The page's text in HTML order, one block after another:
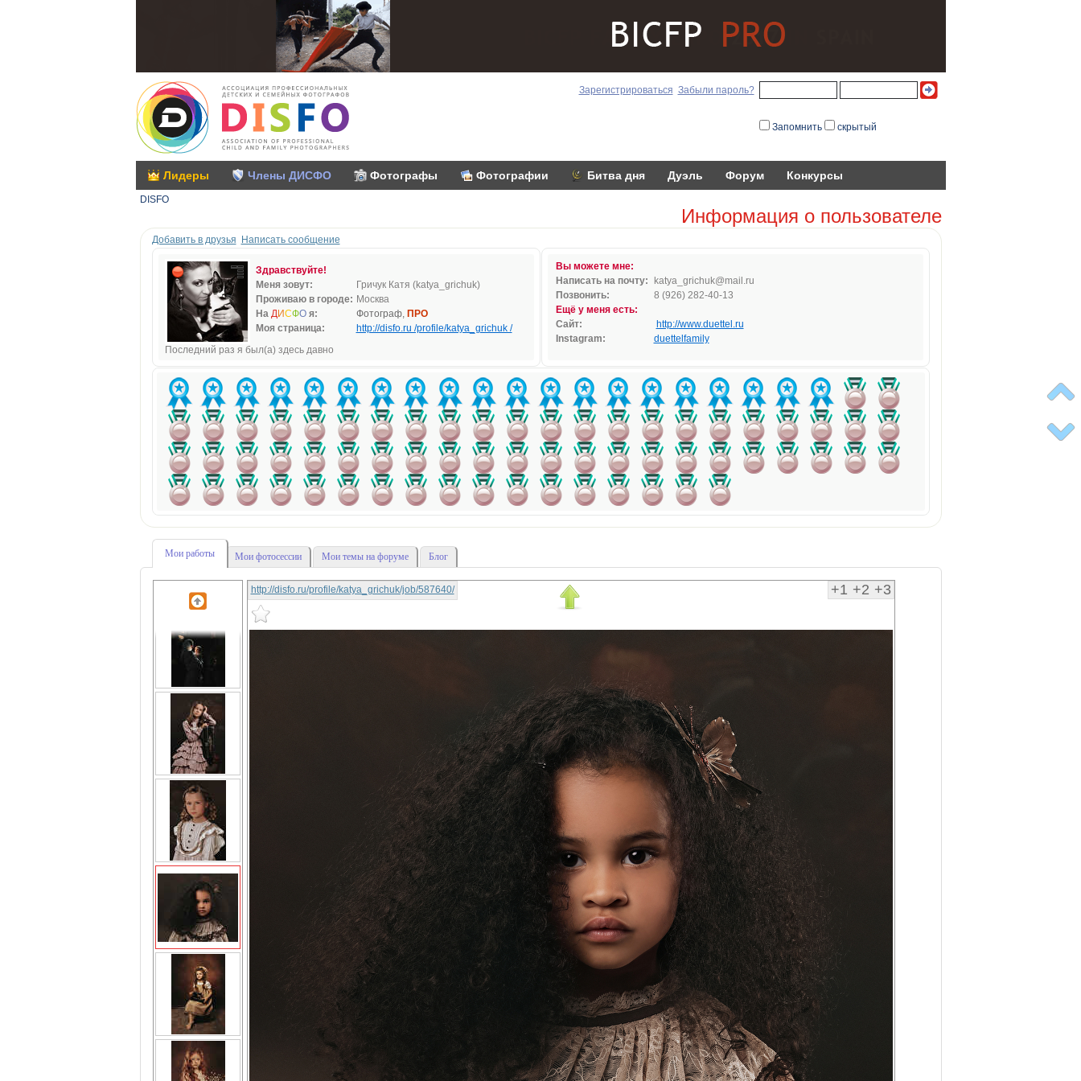
Зарегистрироваться Забыли пароль?
Запомнить скрытый
Лидеры Члены ДИСФО Фотографы Фотографии Битва дня Дуэль Форум Конкурсы
DISFO
Информация о пользователе
Добавить в друзья Написать сообщение
Здравствуйте!
Меня зовут:
Гричук Катя (katya_grichuk)
Проживаю в городе: Москва
На ДИСФОя: Фотограф, ПРО
Моя страница:
http://disfo.ru /profile/katya_grichuk /
Последний раз я был(а) здесь давно
Вы можете мне:
Написать на почту:
katya_grichuk@mail .ru
Позвонить:
8 (926) 282-40-13
Ещё у меня есть:
Сайт:
http://www.duettel.ru
Instagram:
duettelfamily
Мои работы Мои фотосессии Мои темы на форуме Блог
+1 +2 +3
http://disfo.ru/profile/katya_grichuk/job/587640/